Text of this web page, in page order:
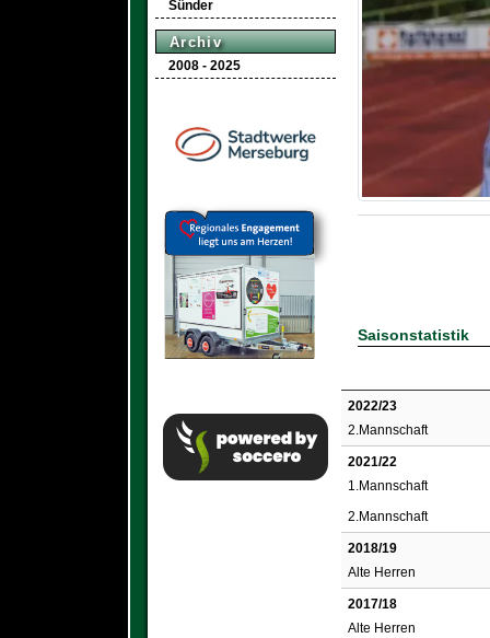
Sünder
Archiv
2008 - 2025
Saisonstatistik
2022/23
2.Mannschaft
2021/22
1.Mannschaft
2.Mannschaft
2018/19
Alte Herren
2017/18
Alte Herren